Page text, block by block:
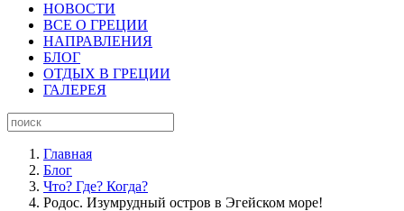
НОВОСТИ
ВСЕ О ГРЕЦИИ
НАПРАВЛЕНИЯ
БЛОГ
ОТДЫХ В ГРЕЦИИ
ГАЛЕРЕЯ
Главная
Блог
Что? Где? Когда?
Родос. Изумрудный остров в Эгейском море!